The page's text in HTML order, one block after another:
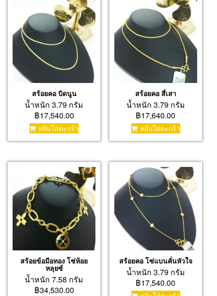
สร้อยคอ บิดนูน
น้ำหนัก 3.79 กรัม
฿17,540.00
หยิบใส่ตะกร้า
สร้อยคอ สี่เสา
น้ำหนัก 3.79 กรัม
฿17,640.00
หยิบใส่ตะกร้า
สร้อยข้อมือทอง โซ่ห้อย
หลุยซ์
น้ำหนัก 7.58 กรัม
฿34,530.00
สร้อยคอ โซ่แบนคั่นหัวใจ
น้ำหนัก 3.79 กรัม
฿17,540.00